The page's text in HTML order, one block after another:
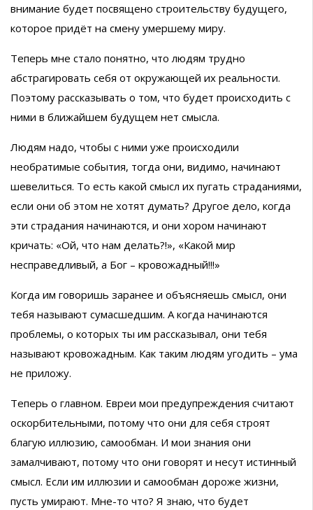
внимание будет посвящено строительству будущего,
которое придёт на смену умершему миру.
Теперь мне стало понятно, что людям трудно
абстрагировать себя от окружающей их реальности.
Поэтому рассказывать о том, что будет происходить с
ними в ближайшем будущем нет смысла.
Людям надо, чтобы с ними уже происходили
необратимые события, тогда они, видимо, начинают
шевелиться. То есть какой смысл их пугать страданиями,
если они об этом не хотят думать? Другое дело, когда
эти страдания начинаются, и они хором начинают
кричать: «Ой, что нам делать?!», «Какой мир
несправедливый, а Бог – кровожадный!!!»
Когда им говоришь заранее и объясняешь смысл, они
тебя называют сумасшедшим. А когда начинаются
проблемы, о которых ты им рассказывал, они тебя
называют кровожадным. Как таким людям угодить – ума
не приложу.
Теперь о главном. Евреи мои предупреждения считают
оскорбительными, потому что они для себя строят
благую иллюзию, самообман. И мои знания они
замалчивают, потому что они говорят и несут истинный
смысл. Если им иллюзии и самообман дороже жизни,
пусть умирают. Мне-то что? Я знаю, что будет